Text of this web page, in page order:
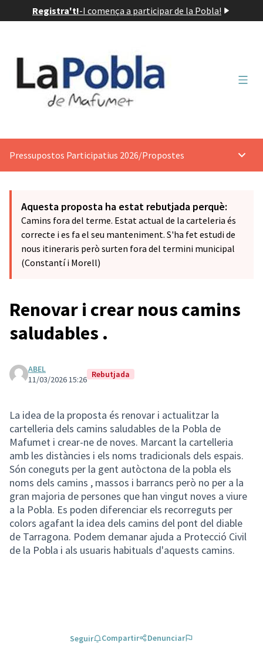
Registra't!-I comença a participar de la Pobla!
Pressupostos Participatius 2026/Propostes
Aquesta proposta ha estat rebutjada perquè:
Camins fora del terme. Estat actual de la carteleria és
correcte i es fa el seu manteniment. S'ha fet estudi de
nous itineraris però surten fora del termini municipal
(Constantí i Morell)
Renovar i crear nous camins
saludables .
ABEL
11/03/2026 15:26 Rebutjada
La idea de la proposta és renovar i actualitzar la
cartelleria dels camins saludables de la Pobla de
Mafumet i crear-ne de noves. Marcant la cartelleria
amb les distàncies i els noms tradicionals dels espais.
Són coneguts per la gent autòctona de la pobla els
noms dels camins , massos i barrancs però no per a la
gran majoria de persones que han vingut noves a viure
a la Pobla. Es poden diferenciar els recorreguts per
colors agafant la idea dels camins del pont del diable
de Tarragona. Podem demanar ajuda a Protecció Civil
de la Pobla i als usuaris habituals d'aquests camins.
Seguir Compartir Denunciar